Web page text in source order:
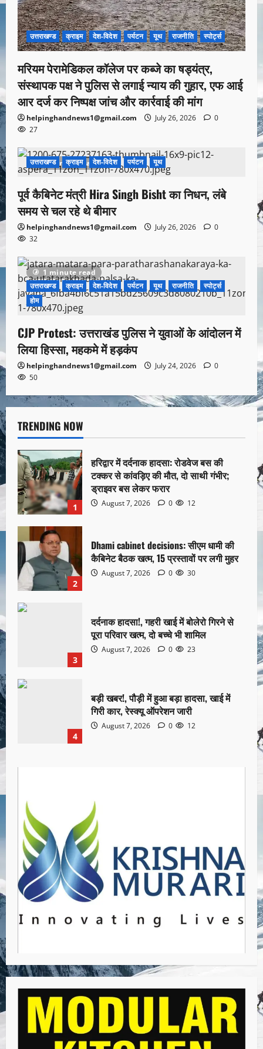
उत्तराखण्ड क्राइम देश-विदेश पर्यटन यूथ राजनीति स्पोर्ट्स
मरियम पेरामेडिकल कॉलेज पर कब्जे का षड्यंत्र,
संस्थापक पक्ष ने पुलिस से लगाई न्याय की गुहार, एफ आई
आर दर्ज कर निष्पक्ष जांच और कार्रवाई की मांग
helpinghandnews1@gmail.com July 26, 2026
0
27
1 minute read
उत्तराखण्ड क्राइम देश-विदेश पर्यटन यूथ
पूर्व कैबिनेट मंत्री Hira Singh Bisht का निधन, लंबे
समय से चल रहे थे बीमार
helpinghandnews1@gmail.com July 26, 2026
0
32
1 minute read
उत्तराखण्ड
क्राइम देश-विदेश पर्यटन यूथ राजनीति
स्पोर्ट्स
होम
CJP Protest: उत्तराखंड पुलिस ने युवाओं के आंदोलन में
लिया हिस्सा, महकमे में हड़कंप
helpinghandnews1@gmail.com July 24, 2026
0
50
TRENDING NOW
1
हरिद्वार में दर्दनाक हादसा: रोडवेज बस की
टक्कर से कांवड़िए की मौत, दो साथी गंभीर;
ड्राइवर बस लेकर फरार
August 7, 2026 0 12
2
Dhami cabinet decisions: सीएम धामी की
कैबिनेट बैठक खत्म, 15 प्रस्तावों पर लगी मुहर
August 7, 2026 0 30
3
दर्दनाक हादसा!, गहरी खाई में बोलेरो गिरने से
पूरा परिवार खत्म, दो बच्चे भी शामिल
August 7, 2026 0 23
4
बड़ी खबर!, पौड़ी में हुआ बड़ा हादसा, खाई में
गिरी कार, रेस्क्यू ऑपरेशन जारी
August 7, 2026 0 12